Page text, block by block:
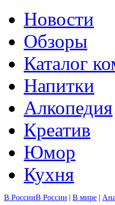
Новости
Обзоры
Каталог
Напитки
Алкопедия
Креатив
Юмор
Кухня
В РоссииВ России | В мире |